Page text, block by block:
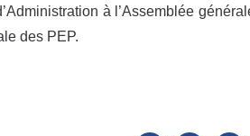
à l’Assemblée
des PEP.